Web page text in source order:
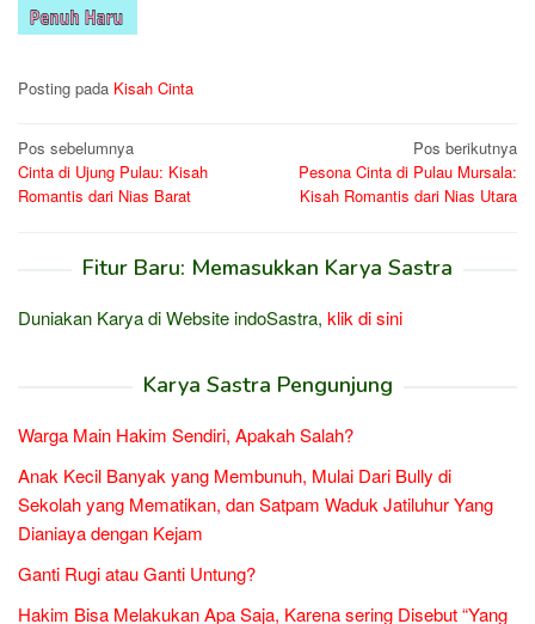
Posting pada Kisah Cinta
Navigasi
pos
Pos sebelumnya
Cinta di Ujung Pulau: Kisah
Romantis dari Nias Barat
Pos berikutnya
Pesona Cinta di Pulau Mursala:
Kisah Romantis dari Nias Utara
Fitur Baru: Memasukkan Karya Sastra
Duniakan Karya di Website indoSastra, klik di sini
Karya Sastra Pengunjung
Warga Main Hakim Sendiri, Apakah Salah?
Anak Kecil Banyak yang Membunuh, Mulai Dari Bully di
Sekolah yang Mematikan, dan Satpam Waduk Jatiluhur Yang
Dianiaya dengan Kejam
Ganti Rugi atau Ganti Untung?
Hakim Bisa Melakukan Apa Saja, Karena sering Disebut “Yang